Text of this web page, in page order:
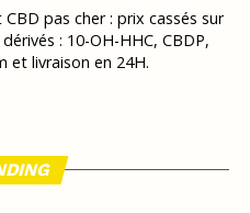
pas cher : prix cassés sur
: 10-OH-HHC, CBDP,
et livraison en 24H.